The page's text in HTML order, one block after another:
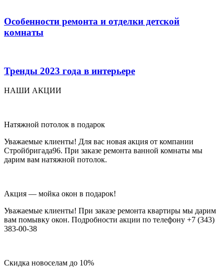
Особенности ремонта и отделки детской
комнаты
Тренды 2023 года в интерьере
НАШИ АКЦИИ
Натяжной потолок в подарок
Уважаемые клиенты! Для вас новая акция от компании
Стройбригада96. При заказе ремонта ванной комнаты мы
дарим вам натяжной потолок.
Акция — мойка окон в подарок!
Уважаемые клиенты! При заказе ремонта квартиры мы дарим
вам помывку окон. Подробности акции по телефону +7 (343)
383-00-38
Скидка новоселам до 10%